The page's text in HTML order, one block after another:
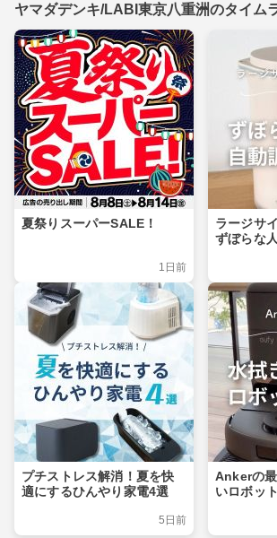
ヤマダデンキ/LABI東京八重洲のタイム
夏祭りスーパーSALE！
1日前
ラージサ
ずぼらな
プチストレス解消！夏を快
適にするひんやり家電4選
5日前
Ankerの
いロボッ